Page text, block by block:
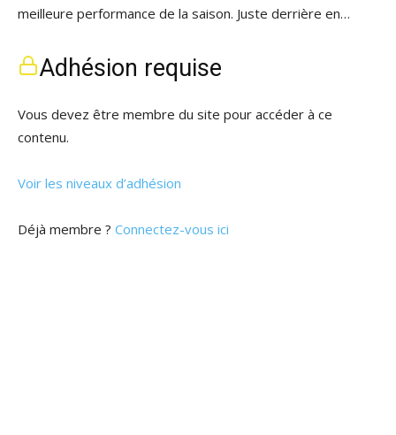
meilleure performance de la saison. Juste derrière en…
Adhésion requise
Vous devez être membre du site pour accéder à ce
contenu.
Voir les niveaux d’adhésion
Déjà membre ? Connectez-vous ici